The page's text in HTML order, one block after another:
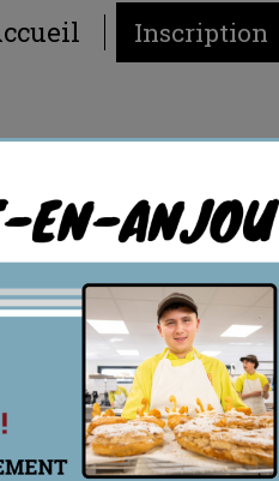
Inscription
par le droit d'auteur et
texte, image, représentation
une contrefaçon pouvant
nominatives peut
la loi française No 78-17 du 6